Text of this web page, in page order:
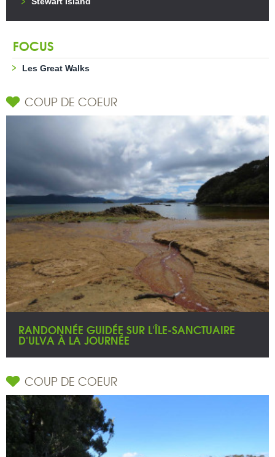
FOCUS
Les Great Walks
COUP DE COEUR
RANDONNÉE GUIDÉE SUR L'ÎLE-SANCTUAIRE
D'ULVA À LA JOURNÉE
COUP DE COEUR